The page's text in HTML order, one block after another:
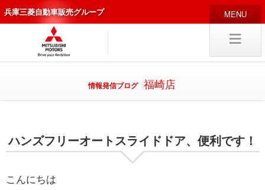
兵庫三菱自動車販売グループ
HOME 販売店
新車 中古・カスタム車
採用情報 キャリア採用
情報発信ブログ 福崎店
ハンズフリーオートスライドドア、便利です！
こんにちは